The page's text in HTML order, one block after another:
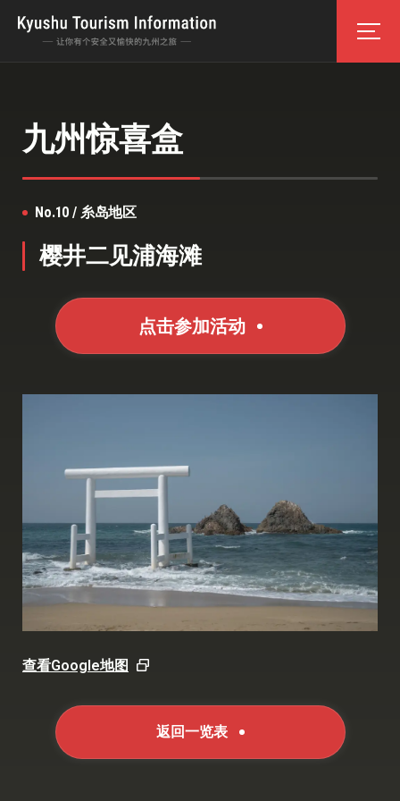
九州惊喜盒
No.10 / 糸岛地区
樱井二见浦海滩
点击参加活动
查看Google地图
返回一览表